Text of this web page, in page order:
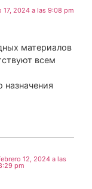
17, 2024 a las 9:08 pm
материалов
всем
12, 2024 a las
pm